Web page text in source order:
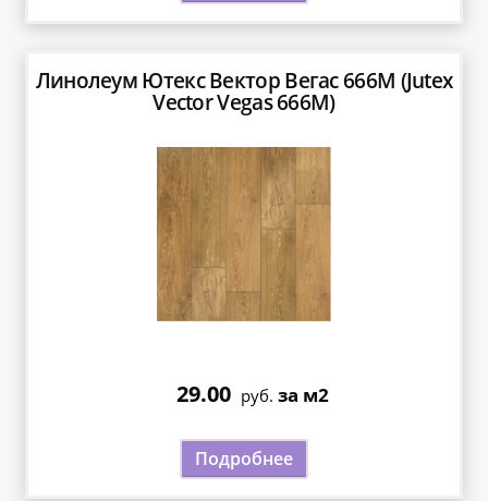
Линолеум Ютекс Вектор Вегас 666М (Jutex
Vector Vegas 666М)
29.00 руб. за м2
Подробнее